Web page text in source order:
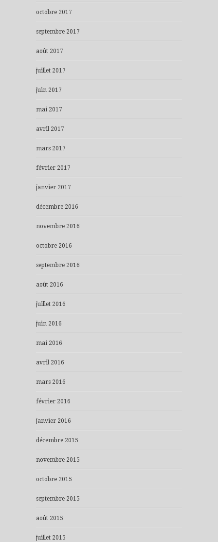
octobre 2017
septembre 2017
août 2017
juillet 2017
juin 2017
mai 2017
avril 2017
mars 2017
février 2017
janvier 2017
décembre 2016
novembre 2016
octobre 2016
septembre 2016
août 2016
juillet 2016
juin 2016
mai 2016
avril 2016
mars 2016
février 2016
janvier 2016
décembre 2015
novembre 2015
octobre 2015
septembre 2015
août 2015
juillet 2015